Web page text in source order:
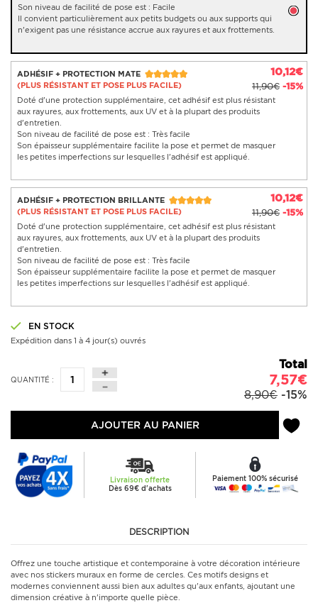
Son niveau de facilité de pose est : Facile
Il convient particulièrement aux petits budgets ou aux supports qui
n'exigent pas une résistance accrue aux rayures et aux frottements.
ADHÉSIF + PROTECTION MATE
(PLUS RÉSISTANT ET POSE PLUS FACILE)
10,12€
11,90€ -15%
Doté d'une protection supplémentaire, cet adhésif est plus résistant
aux rayures, aux frottements, aux UV et à la plupart des produits
d'entretien.
Son niveau de facilité de pose est : Très facile
Son épaisseur supplémentaire facilite la pose et permet de masquer
les petites imperfections sur lesquelles l'adhésif est appliqué.
ADHÉSIF + PROTECTION BRILLANTE
(PLUS RÉSISTANT ET POSE PLUS FACILE)
10,12€
11,90€ -15%
Doté d'une protection supplémentaire, cet adhésif est plus résistant
aux rayures, aux frottements, aux UV et à la plupart des produits
d'entretien.
Son niveau de facilité de pose est : Très facile
Son épaisseur supplémentaire facilite la pose et permet de masquer
les petites imperfections sur lesquelles l'adhésif est appliqué.
EN STOCK
Expédition dans 1 à 4 jour(s) ouvrés
QUANTITÉ :
Total
7,57€
8,90€ -15%
AJOUTER AU PANIER
Livraison offerte
Dès 69€ d'achats
Paiement 100% sécurisé
DESCRIPTION
Offrez une touche artistique et contemporaine à votre décoration intérieure
avec nos stickers muraux en forme de cercles. Ces motifs designs et
modernes conviennent aussi bien aux adultes qu'aux enfants, ajoutant une
dimension créative à n'importe quelle pièce.